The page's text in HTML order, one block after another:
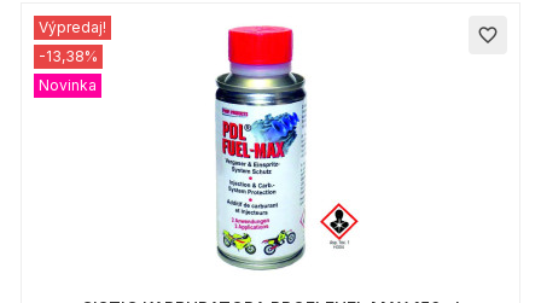
favorite_border
Výpredaj!
-13,38%
Novinka